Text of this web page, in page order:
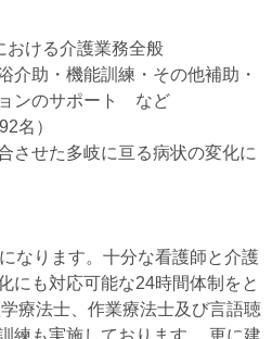
おける介護業務全般
介助・機能訓練・その他補助・
ンのサポート など
名）
させた多岐に亘る病状の変化に
なります。十分な看護師と介護
にも対応可能な24時間体制をと
療法士、作業療法士及び言語聴